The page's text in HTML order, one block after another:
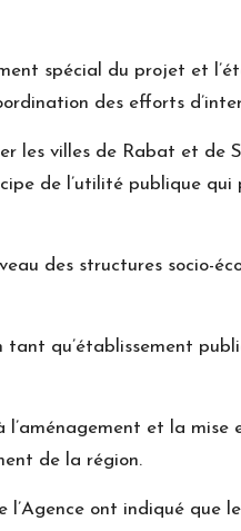
spécial du projet et
des efforts
villes de Rabat et de
de l’utilité publique qui
des structures socio-
qu’établissement
et la
de la région.
ont indiqué que